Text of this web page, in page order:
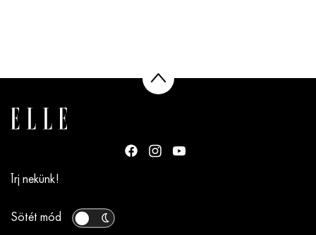
Írj nekünk!
Sötét mód